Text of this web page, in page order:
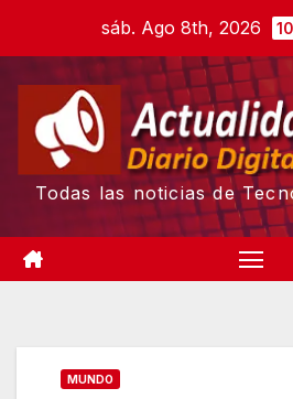
content
sáb. Ago 8th, 2026
Todas las noticias de
MUNDO